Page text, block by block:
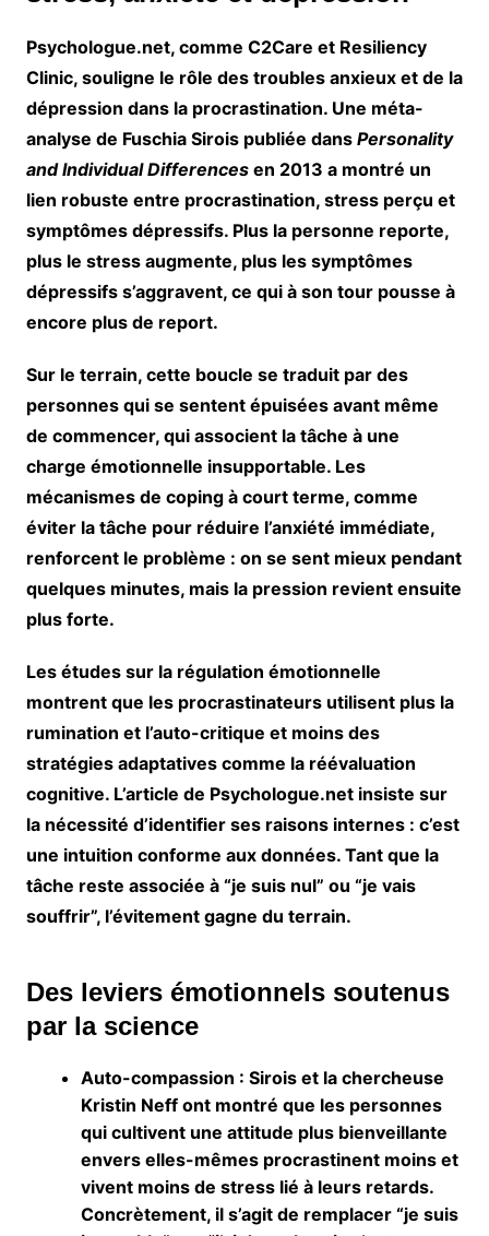
Psychologue.net, comme C2Care et Resiliency
Clinic, souligne le rôle des troubles anxieux et de la
dépression dans la procrastination. Une méta-
analyse de Fuschia Sirois publiée dans Personality
and Individual Differencesen 2013 a montré un
lien robuste entre procrastination, stress perçu et
symptômes dépressifs. Plus la personne reporte,
plus le stress augmente, plus les symptômes
dépressifs s’aggravent, ce qui à son tour pousse à
encore plus de report.
Sur le terrain, cette boucle se traduit par des
personnes qui se sentent épuisées avant même
de commencer, qui associent la tâche à une
charge émotionnelle insupportable. Les
mécanismes de coping à court terme, comme
éviter la tâche pour réduire l’anxiété immédiate,
renforcent le problème : on se sent mieux pendant
quelques minutes, mais la pression revient ensuite
plus forte.
Les études sur la régulation émotionnelle
montrent que les procrastinateurs utilisent plus la
rumination et l’auto-critique et moins des
stratégies adaptatives comme la réévaluation
cognitive. L’article de Psychologue.net insiste sur
la nécessité d’identifier ses raisons internes : c’est
une intuition conforme aux données. Tant que la
tâche reste associée à “je suis nul” ou “je vais
souffrir”, l’évitement gagne du terrain.
Des leviers émotionnels soutenus
par la science
Auto-compassion : Sirois et la chercheuse
Kristin Neff ont montré que les personnes
qui cultivent une attitude plus bienveillante
envers elles-mêmes procrastinent moins et
vivent moins de stress lié à leurs retards.
Concrètement, il s’agit de remplacer “je suis